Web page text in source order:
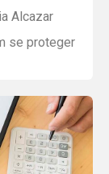
Alcazar
se proteger
fraudes
e propostas
completo,